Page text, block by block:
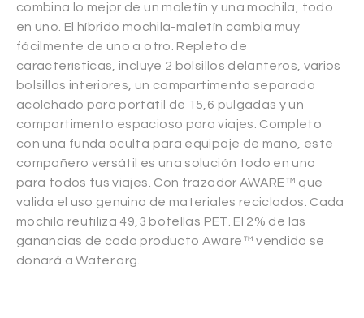
combina lo mejor de un maletín y una mochila, todo
en uno. El híbrido mochila-maletín cambia muy
fácilmente de uno a otro. Repleto de
características, incluye 2 bolsillos delanteros, varios
bolsillos interiores, un compartimento separado
acolchado para portátil de 15,6 pulgadas y un
compartimento espacioso para viajes. Completo
con una funda oculta para equipaje de mano, este
compañero versátil es una solución todo en uno
para todos tus viajes. Con trazador AWARE™ que
valida el uso genuino de materiales reciclados. Cada
mochila reutiliza 49,3 botellas PET. El 2% de las
ganancias de cada producto Aware™ vendido se
donará a Water.org.